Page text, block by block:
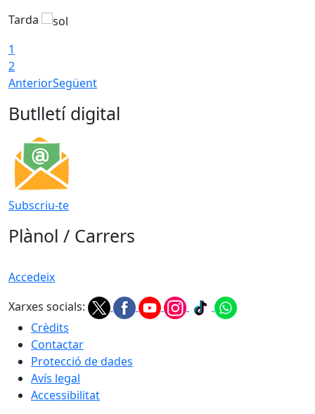
Tarda
1
2
AnteriorSegüent
Butlletí digital
Subscriu-te
Plànol / Carrers
Accedeix
Xarxes socials:
Crèdits
Contactar
Protecció de dades
Avís legal
Accessibilitat